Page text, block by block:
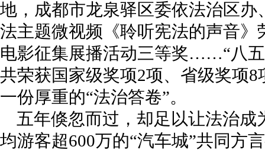
地，成都市龙泉驿区委依法治区
法主题微视频《聆听宪法的声音
电影征集展播活动三等奖……“八
共荣获国家级奖项2项、省级奖项
一份厚重的“法治答卷”。
五年倏忽而过，却足以让法治成
均游客超600万的“汽车城”共同